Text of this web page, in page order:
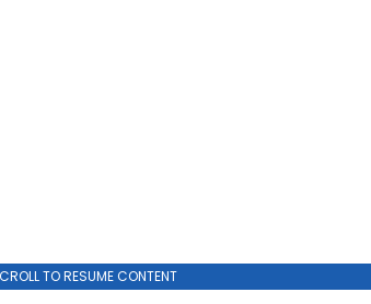
TO RESUME CONTENT